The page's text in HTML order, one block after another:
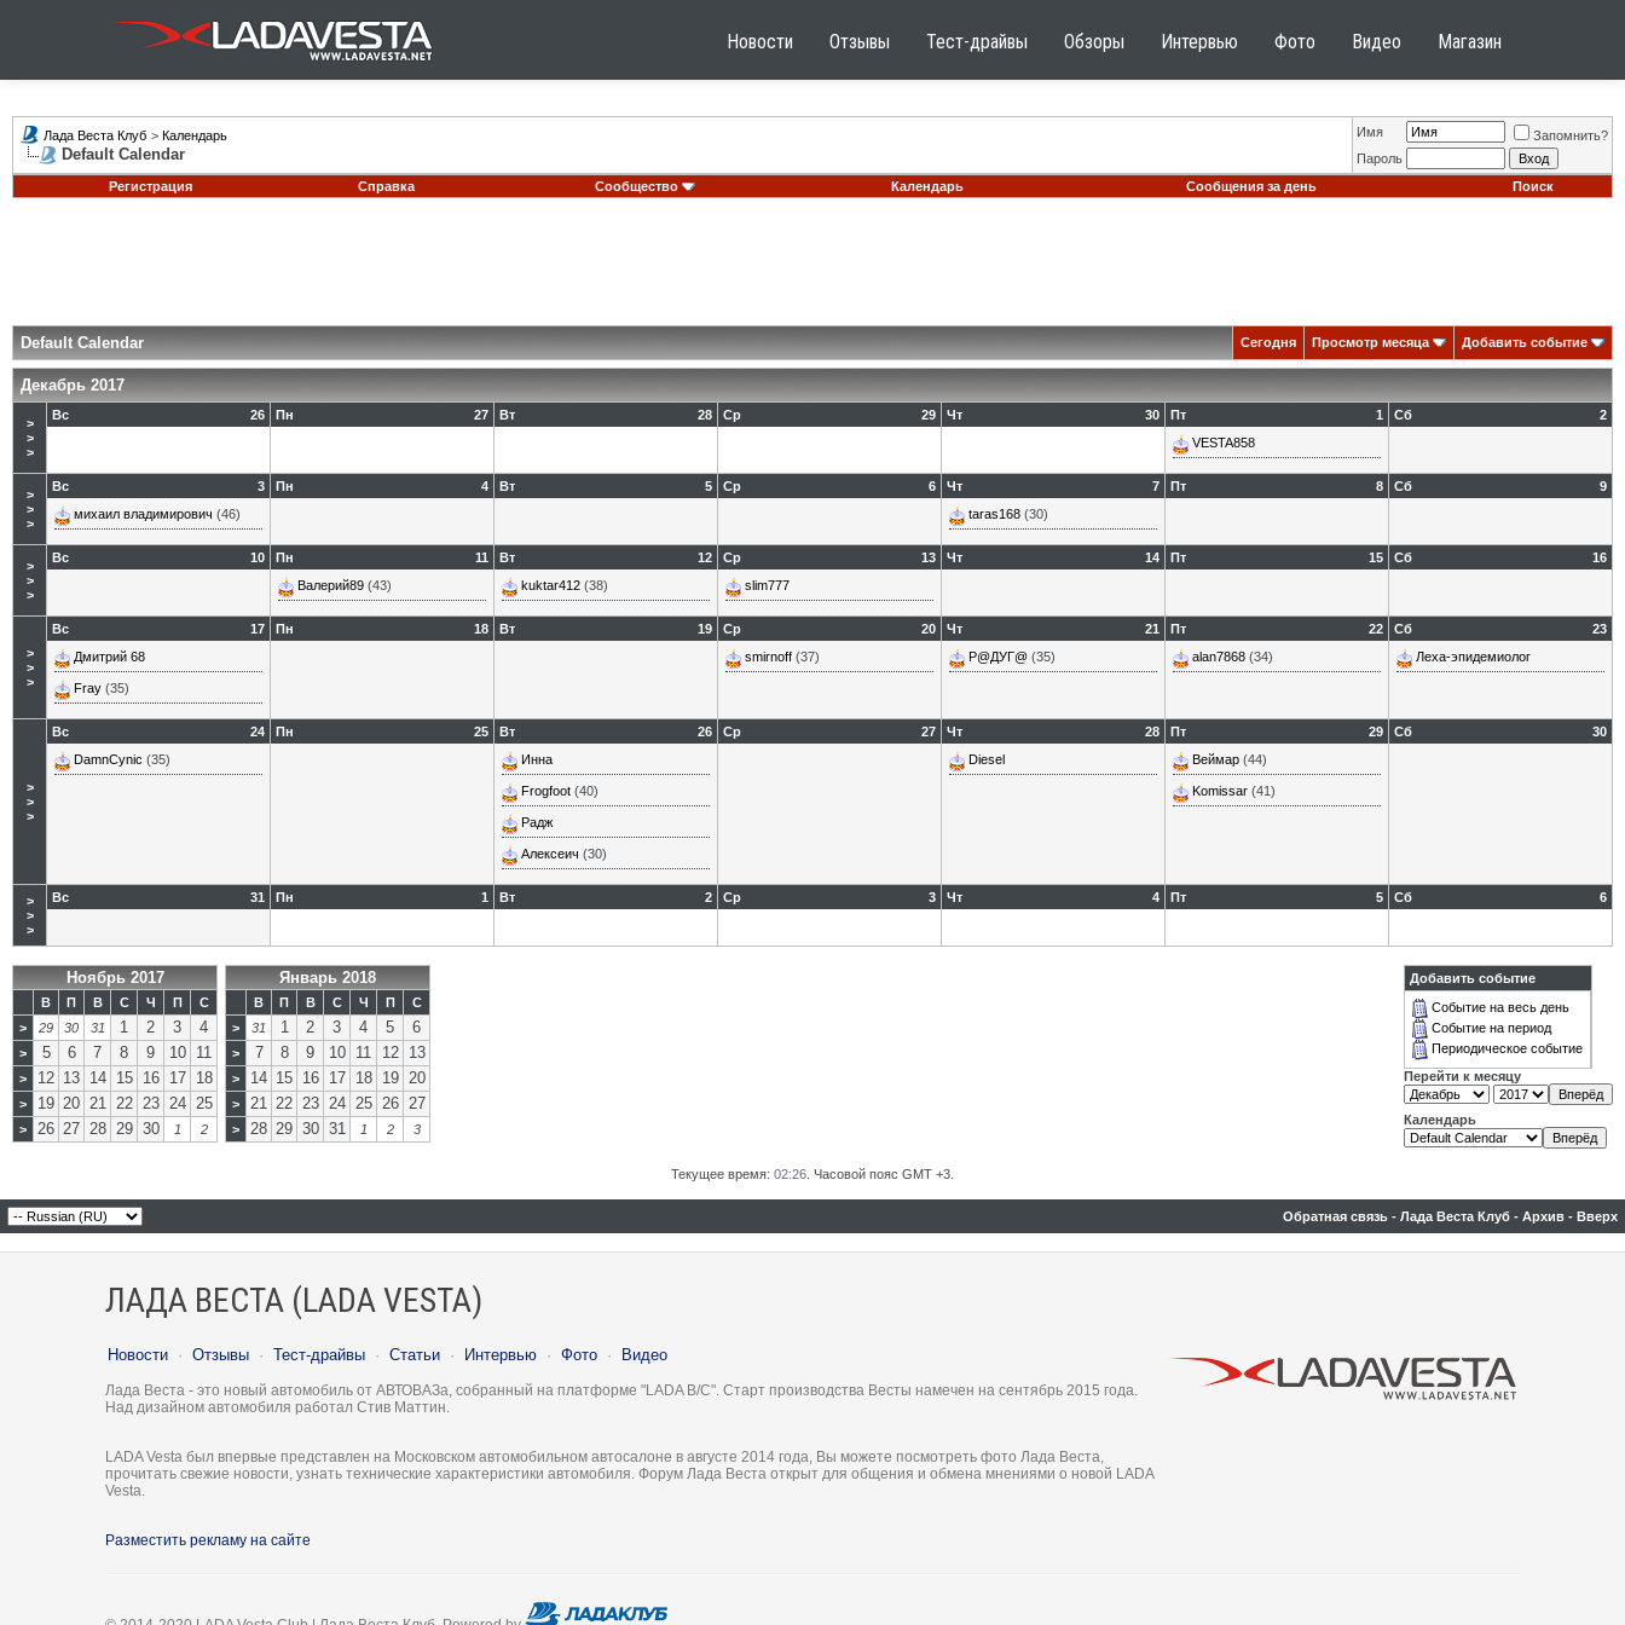
Новости Отзывы Тест-драйвы Обзоры Интервью Фото Видео Магазин
Лада Веста Клуб > Календарь
Default Calendar
Имя
Запомнить?
Пароль
Регистрация
Справка Сообщество Календарь Сообщения за день Поиск
Default Calendar Сегодня Просмотр месяца Добавить событие
Декабрь 2017
>
>
>
26
Вс 27
Пн 28
Вт 29
Ср 30
Чт 1
Пт
VESTA858
2
Сб
>
>
>
3
Вс
михаил владимирович (46)
4
Пн 5
Вт 6
Ср 7
Чт
taras168 (30)
8
Пт 9
Сб
>
>
>
10
Вс 11
Пн
Валерий89 (43)
12
Вт
kuktar412 (38)
13
Ср
slim777
14
Чт 15
Пт 16
Сб
>
>
>
17
Вс
Дмитрий 68
Fray (35)
18
Пн 19
Вт 20
Ср
smirnoff (37)
21
Чт
Р@ДУГ@ (35)
22
Пт
alan7868 (34)
23
Сб
Леха-эпидемиолог
>
>
>
24
Вс
DamnCynic (35)
25
Пн 26
Вт
Инна
Frogfoot (40)
Радж
Алексеич (30)
27
Ср 28
Чт
Diesel
29
Пт
Веймар (44)
Komissar (41)
30
Сб
>
>
>
31
Вс 1
Пн 2
Вт 3
Ср 4
Чт 5
Пт 6
Сб
Ноябрь 2017
В П В С Ч П
С
>
29 30 31 1 2 3 4
> 5 6 7 8 9 10 11
> 12 13 14 15 16 17 18
> 19 20 21 22 23 24 25
> 26 27 28 29 30 1 2
Январь 2018
В П В С Ч П
С
>
31 1 2 3 4 5 6
> 7 8 9 10 11 12 13
> 14 15 16 17 18 19 20
> 21 22 23 24 25 26 27
> 28 29 30 31 1 2 3
Добавить событие
Событие на весь день
Событие на период
Периодическое событие
Перейти к месяцу
Календарь
Текущее время: 02:26 . Часовой пояс GMT +3.
Обратная связь - Лада Веста Клуб - Архив - Вверх
ЛАДА ВЕСТА (LADA VESTA)
Новости · Отзывы · Тест-драйвы · Статьи · Интервью · Фото · Видео
Лада Веста - это новый автомобиль от АВТОВАЗа, собранный на платформе "LADA B/C". Старт производства Весты намечен на сентябрь 2015 года.
Над дизайном автомобиля работал Стив Маттин.
LADA Vesta был впервые представлен на Московском автомобильном автосалоне в августе 2014 года, Вы можете посмотреть фото Лада Веста,
прочитать свежие новости, узнать технические характеристики автомобиля. Форум Лада Веста открыт для общения и обмена мнениями о новой LADA
Vesta.
Разместить рекламу на сайте